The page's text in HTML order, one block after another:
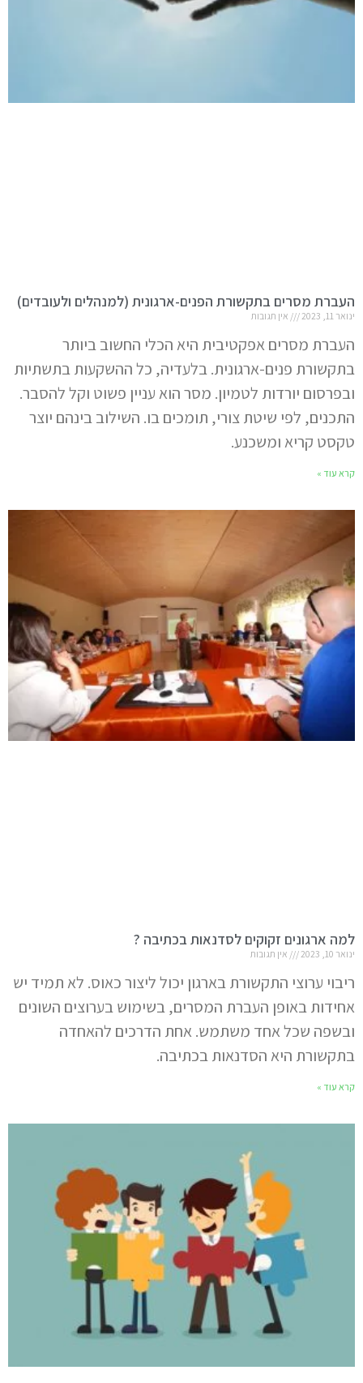
העברת מסרים בתקשורת הפנים-ארגונית (למנהלים ולעובדים)
ינואר 11, 2023 אין תגובות
העברת מסרים אפקטיבית היא הכלי החשוב ביותר
בתקשורת פנים-ארגונית. בלעדיה, כל ההשקעות בתשתיות
ובפרסום יורדות לטמיון. מסר הוא עניין פשוט וקל להסבר.
התכנים, לפי שיטת צורי, תומכים בו. השילוב בינהם יוצר
טקסט קריא ומשכנע.
קרא עוד »
למה ארגונים זקוקים לסדנאות בכתיבה ?
ינואר 10, 2023 אין תגובות
ריבוי ערוצי התקשורת בארגון יכול ליצור כאוס. לא תמיד יש
אחידות באופן העברת המסרים, בשימוש בערוצים השונים
ובשפה שכל אחד משתמש. אחת הדרכים להאחדה
בתקשורת היא הסדנאות בכתיבה.
קרא עוד »